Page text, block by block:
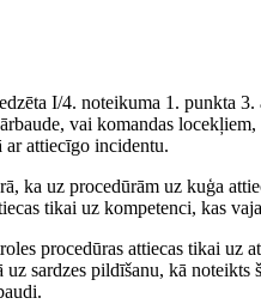
I/4. noteikuma 1. punkta
vai komandas
ar attiecīgo incidentu.
ka uz procedūrām uz kuģa
tikai uz kompetenci, kas
procedūras attiecas tikai uz
uz sardzes pildīšanu, kā